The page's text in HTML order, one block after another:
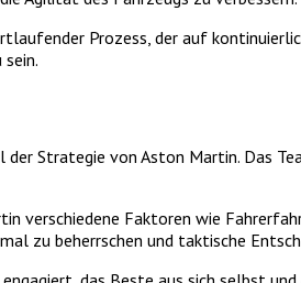
Prozess, der auf
der Strategie von Aston Martin. Das
verschiedene Faktoren wie
zu beherrschen und taktische